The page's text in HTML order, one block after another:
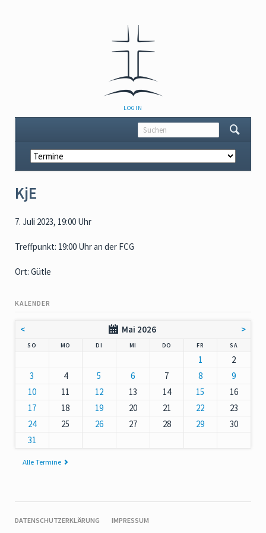
NAVIGATION
ÜBERSPRINGEN
LOGIN
Navigation
überspringen
KjE
7. Juli 2023, 19:00 Uhr
Treffpunkt: 19:00 Uhr an der FCG
Ort: Gütle
KALENDER
< Mai 2026 >
SO MO DI MI DO NNERSTAG
FR SAMSTAG
1
2
3
4 5 6 7 8
9
10
11 12 13 14 15
16
17
18 19 20 21 22
23
24
25 26 27 28 29
30
31
Alle Termine
NAVIGATION
DATENSCHUTZERKLÄRUNG IMPRESSUM